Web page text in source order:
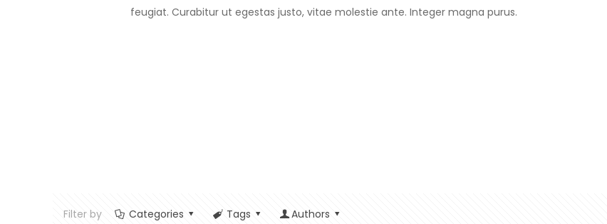
feugiat. Curabitur ut egestas justo, vitae molestie ante. Integer magna purus.
Filter by Categories Tags Authors